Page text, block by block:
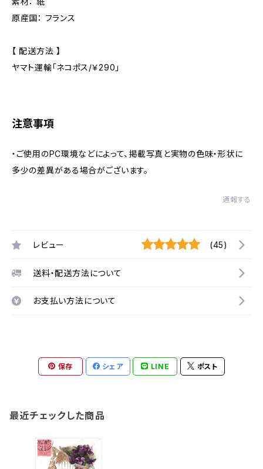
原産国： フランス
【 配送方法 】
ヤマト運輸「ネコポス/￥290」
注意事項
・ご使用のPC環境などによって、掲載写真と実物の色味・形状に
多少の差異がある場合がございます。
通報する
レビュー (45)
送料・配送方法について
お支払い方法について
保存 シェア LINE ポスト
最近チェックした商品